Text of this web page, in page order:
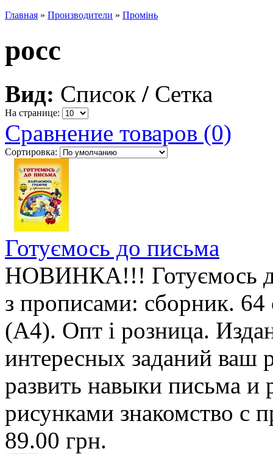
Главная » Производители » Промiнь
росс
Вид: Список / Сетка
На странице:
Сравнение товаров (0)
Сортировка:
Готуємось до письма
НОВИНКА!!! Готуємось
з прописами: сборник.
(А4). Опт і розница.
интересных заданий ваш
развить навыки письма
рисунками знакомство с
89.00 грн.